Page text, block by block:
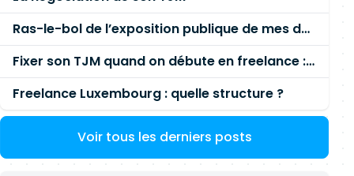
Ras-le-bol de l’exposition publique de mes données personnelles liées à mon entreprise
Fixer son TJM quand on débute en freelance : la méthode mathématique (et pas au feeling) 🛑
Freelance Luxembourg : quelle structure ?
Voir tous les derniers posts